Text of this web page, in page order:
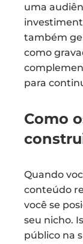
uma
também
como
para
Como
Quando
conteúdo
você se
seu nicho.
público na